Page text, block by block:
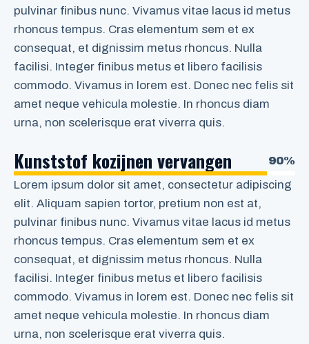
pulvinar finibus nunc. Vivamus vitae lacus id metus
rhoncus tempus. Cras elementum sem et ex
consequat, et dignissim metus rhoncus. Nulla
facilisi. Integer finibus metus et libero facilisis
commodo. Vivamus in lorem est. Donec nec felis sit
amet neque vehicula molestie. In rhoncus diam
urna, non scelerisque erat viverra quis.
Kunststof kozijnen vervangen
90%
Lorem ipsum dolor sit amet, consectetur adipiscing
elit. Aliquam sapien tortor, pretium non est at,
pulvinar finibus nunc. Vivamus vitae lacus id metus
rhoncus tempus. Cras elementum sem et ex
consequat, et dignissim metus rhoncus. Nulla
facilisi. Integer finibus metus et libero facilisis
commodo. Vivamus in lorem est. Donec nec felis sit
amet neque vehicula molestie. In rhoncus diam
urna, non scelerisque erat viverra quis.